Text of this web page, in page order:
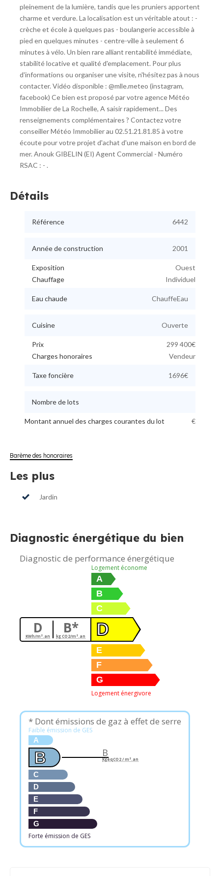
pleinement de la lumière, tandis que les pruniers apportent
charme et verdure. La localisation est un véritable atout : -
crèche et école à quelques pas - boulangerie accessible à
pied en quelques minutes - centre-ville à seulement 6
minutes à vélo. Un bien rare alliant rentabilité immédiate,
stabilité locative et qualité d'emplacement. Pour plus
d'informations ou organiser une visite, n'hésitez pas à nous
contacter. Vidéo disponible : @mlle.meteo (instagram,
facebook) Ce bien est proposé par votre agence Météo
Immobilier de La Rochelle, A saisir rapidement... Des
renseignements complémentaires ? Contactez votre
conseiller Météo Immobilier au 02.51.21.81.85 à votre
écoute pour votre projet d'achat d'une maison en bord de
mer. Anouk GIBELIN (EI) Agent Commercial - Numéro
RSAC : - .
Détails
Référence 6442
Année de construction 2001
Exposition
Ouest
Chauffage
Individuel
Eau chaude ChauffeEau
Cuisine Ouverte
Prix
299 400€
Charges honoraires
Vendeur
Taxe foncière 1696€
Nombre de lots
Montant annuel des charges courantes du lot €
Barème des honoraires
Les plus
Jardin
Diagnostic énergétique du bien
Diagnostic de performance énergétique
D
KWh/m².an B*
kg CO2/m².an
Logement économe
A
B
C
D
E
F
G
Logement énergivore
* Dont émissions de gaz à effet de serre
Faible émission de GES
A
B
C
D
E
F
G
Forte émission de GES
B
KgéqCO2 / m².an